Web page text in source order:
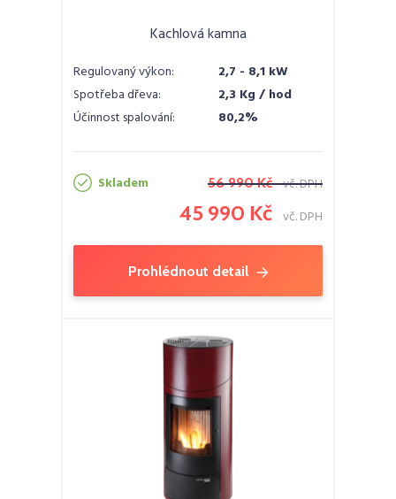
Kachlová kamna
Regulovaný výkon:
2,7 - 8,1 kW
Spotřeba dřeva:
2,3 Kg / hod
Účinnost spalování:
80,2%
Skladem 56 990 Kč vč. DPH
45 990 Kč vč. DPH
Prohlédnout detail